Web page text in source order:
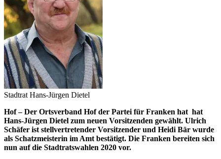
Stadtrat Hans-Jürgen Dietel
Hof – Der Ortsverband Hof der Partei für Franken hat hat
Hans-Jürgen Dietel zum neuen Vorsitzenden gewählt. Ulrich
Schäfer ist stellvertretender Vorsitzender und Heidi Bär wurde
als Schatzmeisterin im Amt bestätigt. Die Franken bereiten sich
nun auf die Stadtratswahlen 2020 vor.